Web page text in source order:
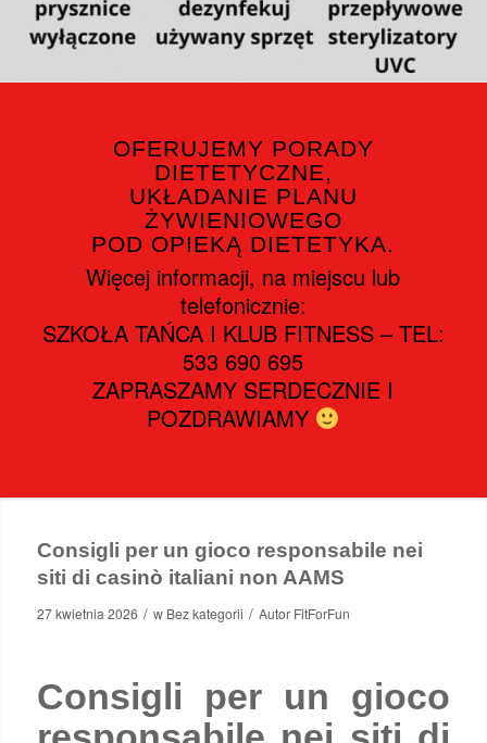
OFERUJEMY PORADY
DIETETYCZNE,
UKŁADANIE PLANU
ŻYWIENIOWEGO
POD OPIEKĄ DIETETYKA.
Więcej informacji, na miejscu lub
telefonicznie:
SZKOŁA TAŃCA I KLUB FITNESS – TEL:
533 690 695
ZAPRASZAMY SERDECZNIE I
POZDRAWIAMY
Consigli per un gioco responsabile nei
siti di casinò italiani non AAMS
27 kwietnia 2026 / w Bez kategorii / Autor FitForFun
Consigli per un gioco